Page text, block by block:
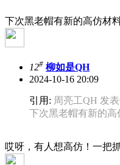
下次黑老帽有新的高仿材
12# 柳如是QH
2024-10-16 20:09
引用: 周亮工QH 发表
下次黑老帽有新的高
哎呀，有人想高仿！一把